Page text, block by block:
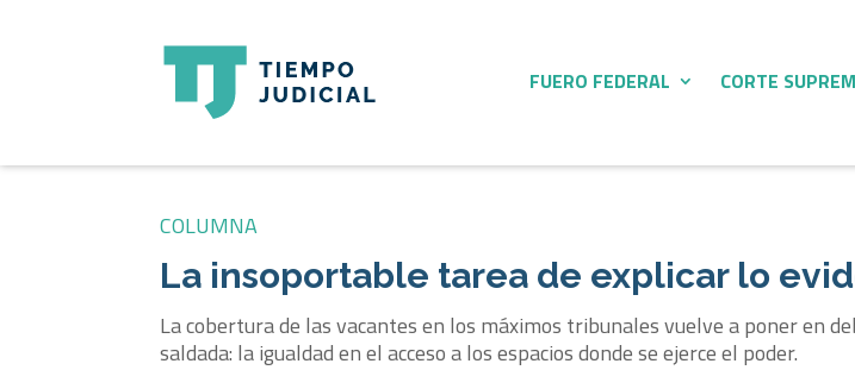
FUERO FEDERAL CORTE
COLUMNA
La insoportable tarea de explicar lo
La cobertura de las vacantes en los máximos tribunales vuelve a poner en
saldada: la igualdad en el acceso a los espacios donde se ejerce el poder.